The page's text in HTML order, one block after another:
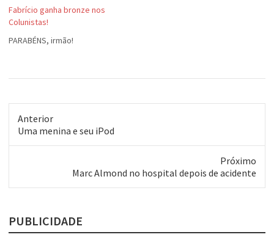
Durante o último mês, a
média era efetivamente, R$
2,08 e quando eu vi, na
semana passada, o valor de
Fabrício ganha bronze nos
Colunistas!
PARABÉNS, irmão!
Anterior
Post
Uma menina e seu iPod
Próximo
Marc Almond no hospital depois de acidente
PUBLICIDADE